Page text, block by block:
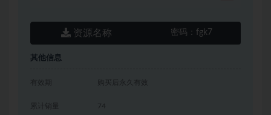
资源名称 密码： fgk7
其他信息
有效期 购买后永久有效
累计销量 74